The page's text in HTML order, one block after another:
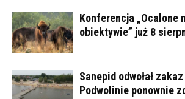
Konferencja „Ocalone
obiektywie” już 8
Sanepid odwołał
Podwolinie ponownie